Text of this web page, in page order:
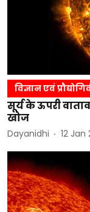
विज्ञान एवं
सूर्य के ऊपरी
खोज
Dayanidhi 12 Jan